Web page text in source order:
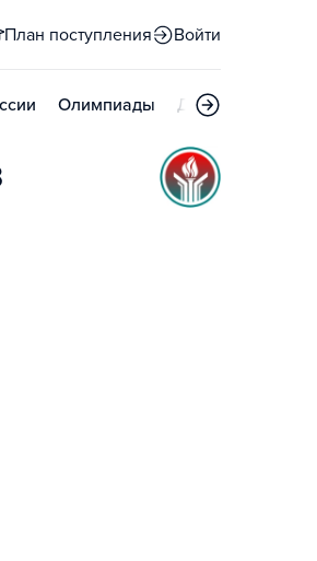
План поступления Войти
Олимпиады Дни открытых